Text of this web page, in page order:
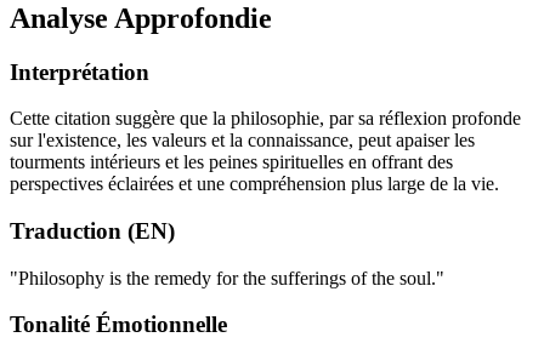
Analyse Approfondie
Interprétation
Cette citation suggère que la philosophie, par sa réflexion profonde
sur l'existence, les valeurs et la connaissance, peut apaiser les
tourments intérieurs et les peines spirituelles en offrant des
perspectives éclairées et une compréhension plus large de la vie.
Traduction (EN)
"Philosophy is the remedy for the sufferings of the soul."
Tonalité Émotionnelle